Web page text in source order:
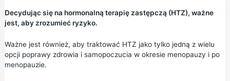
Decydując się na hormonalną terapię zastępczą (HTZ), ważne
jest, aby zrozumieć ryzyko.
Ważne jest również, aby traktować HTZ jako tylko jedną z wielu
opcji poprawy zdrowia i samopoczucia w okresie menopauzy i po
menopauzie.